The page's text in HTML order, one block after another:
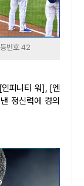
번호 42
정신력에 경의